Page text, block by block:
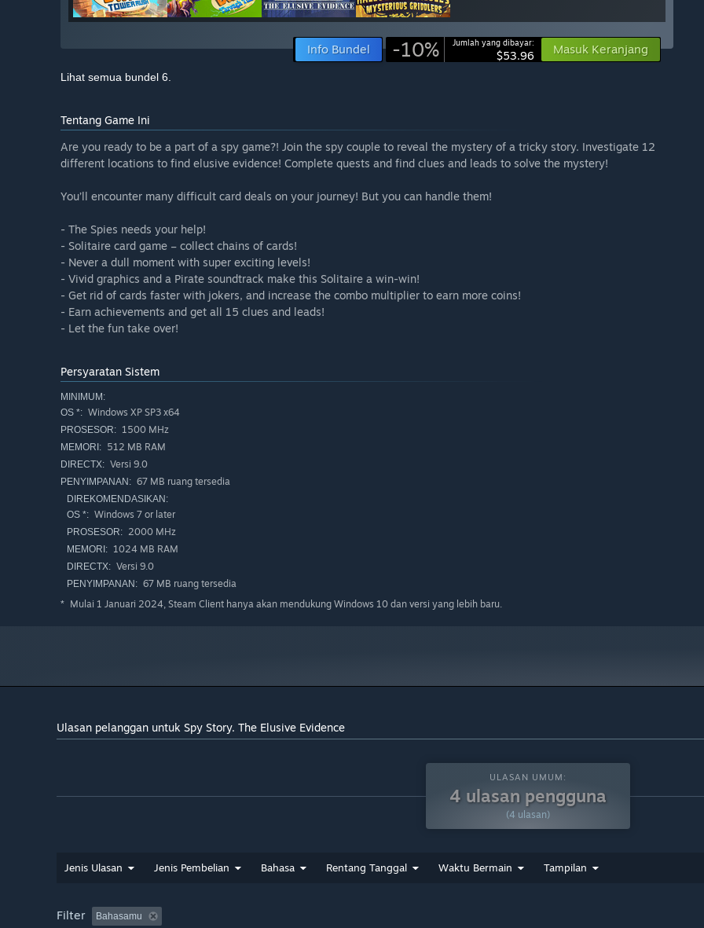
Info Bundel -10% Jumlah yang dibayar:
$53.96 Masuk Keranjang
Lihat semua bundel 6.
Tentang Game Ini
Are you ready to be a part of a spy game?! Join the spy couple to reveal the mystery of a tricky story. Investigate 12
different locations to find elusive evidence! Complete quests and find clues and leads to solve the mystery!
You’ll encounter many difficult card deals on your journey! But you can handle them!
- The Spies needs your help!
- Solitaire card game – collect chains of cards!
- Never a dull moment with super exciting levels!
- Vivid graphics and a Pirate soundtrack make this Solitaire a win-win!
- Get rid of cards faster with jokers, and increase the combo multiplier to earn more coins!
- Earn achievements and get all 15 clues and leads!
- Let the fun take over!
Persyaratan Sistem
MINIMUM:
OS *: Windows XP SP3 x64
PROSESOR: 1500 MHz
MEMORI: 512 MB RAM
DIRECTX: Versi 9.0
PENYIMPANAN: 67 MB ruang tersedia
DIREKOMENDASIKAN:
OS *: Windows 7 or later
PROSESOR: 2000 MHz
MEMORI: 1024 MB RAM
DIRECTX: Versi 9.0
PENYIMPANAN: 67 MB ruang tersedia
* Mulai 1 Januari 2024, Steam Client hanya akan mendukung Windows 10 dan versi yang lebih baru.
Ulasan pelanggan untuk Spy Story. The Elusive Evidence
ULASAN UMUM:
4 ulasan pengguna
(4 ulasan)
Jenis Ulasan Jenis Pembelian Bahasa Rentang Tanggal Waktu Bermain Tampilan
Filter Bahasamu